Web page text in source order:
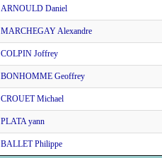
ARNOULD Daniel
MARCHEGAY Alexandre
COLPIN Joffrey
BONHOMME Geoffrey
CROUET Michael
PLATA yann
BALLET Philippe